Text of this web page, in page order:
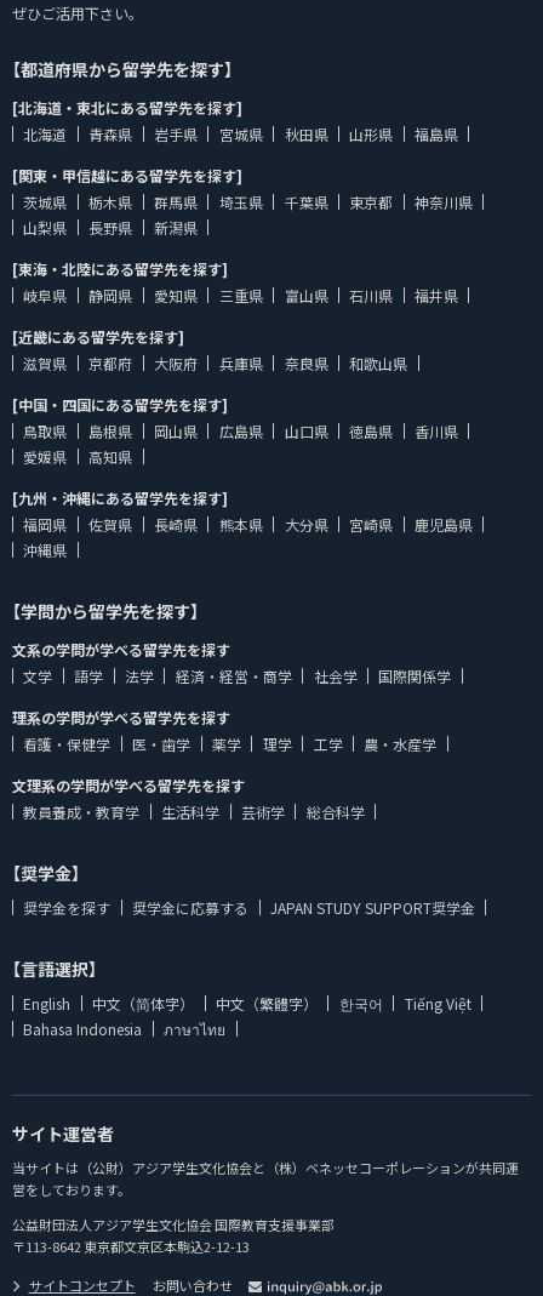
ぜひご活用下さい。
【都道府県から留学先を探す】
[北海道・東北にある留学先を探す]
北海道
青森県 岩手県 宮城県 秋田県 山形県
福島県
[関東・甲信越にある留学先を探す]
茨城県
栃木県 群馬県 埼玉県 千葉県 東京都
神奈川県
山梨県
長野県
新潟県
[東海・北陸にある留学先を探す]
岐阜県
静岡県 愛知県 三重県 富山県 石川県
福井県
[近畿にある留学先を探す]
滋賀県
京都府 大阪府 兵庫県 奈良県
和歌山県
[中国・四国にある留学先を探す]
鳥取県
島根県 岡山県 広島県 山口県 徳島県
香川県
愛媛県
高知県
[九州・沖縄にある留学先を探す]
福岡県
佐賀県 長崎県 熊本県 大分県 宮崎県
鹿児島県
沖縄県
【学問から留学先を探す】
文系の学問が学べる留学先を探す
文学
語学 法学 経済・経営・商学 社会学
国際関係学
理系の学問が学べる留学先を探す
看護・保健学
医・歯学 薬学 理学 工学
農・水産学
文理系の学問が学べる留学先を探す
教員養成・教育学
生活科学 芸術学 総合科学
【奨学金】
奨学金を探す 奨学金に応募する JAPAN STUDY SUPPORT奨学金
【言語選択】
English 中文（简体字） 中文（繁體字） 한국어
Tiếng Việt
Bahasa Indonesia
ภาษาไทย
サイト運営者
当サイトは（公財）アジア学生文化協会と（株）ベネッセコーポレーションが共同運
営をしております。
公益財団法人アジア学生文化協会 国際教育支援事業部
〒113-8642 東京都文京区本駒込2-12-13
サイトコンセプト
お問い合わせ